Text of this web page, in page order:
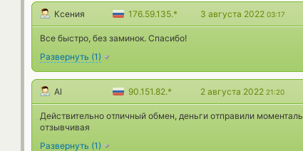
Ксения 176.59.135.* 3 августа 2022 03:17
Все быстро, без заминок. Спасибо!
Развернуть (1)
Al 90.151.82.* 2 августа 2022 21:20
Действительно отличный обмен, деньги отправили
отзывчивая
Развернуть (1)